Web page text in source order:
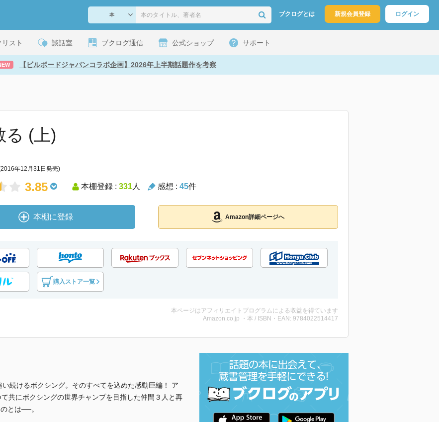
ブクログとは 新規会員登録 ログイン
スト 談話室 ブクログ通信 公式ショップ サポート
【ビルボードジャパンコラボ企画】2026年上半期話題作を考察
る (上)
年12月31日発売)
3.85 本棚登録 : 331人 感想 : 45件
本棚に登録 Amazon詳細ページへ
購入ストア一覧
本ページはアフィリエイトプログラムによる収益を得ています
Amazon.co.jp ・本 / ISBN・EAN: 9784022514417
続けるボクシング。そのすべてを込めた感動巨編！ ア
共にボクシングの世界チャンプを目指した仲間３人と再
とは──。